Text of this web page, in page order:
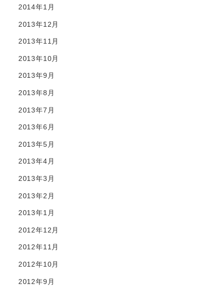
2014年1月
2013年12月
2013年11月
2013年10月
2013年9月
2013年8月
2013年7月
2013年6月
2013年5月
2013年4月
2013年3月
2013年2月
2013年1月
2012年12月
2012年11月
2012年10月
2012年9月